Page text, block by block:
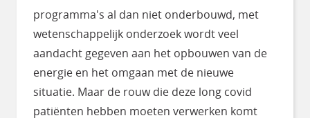
programma's al dan niet onderbouwd, met
wetenschappelijk onderzoek wordt veel
aandacht gegeven aan het opbouwen van de
energie en het omgaan met de nieuwe
situatie. Maar de rouw die deze long covid
patiënten hebben moeten verwerken komt